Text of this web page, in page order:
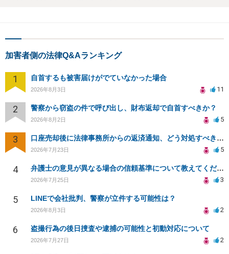
加害者側の法律Q&Aランキング
1 自首するも被害届けがでていなかった場合
2026年8月3日 11
2 警察から窃盗の件で呼び出し、財布返却で自首すべきか？
2026年8月2日 5
3 口座売却後に法律事務所からの返済通知、どう対処すべきか？
2026年7月23日 5
4 弁護士の意見が異なる場合の信頼基準について教えてください
2026年7月25日 3
5 LINEで会社批判、警察が立件する可能性は？
2026年8月3日 2
6 盗撮行為の後日捜査や逮捕の可能性と初動対応について
2026年7月27日 2